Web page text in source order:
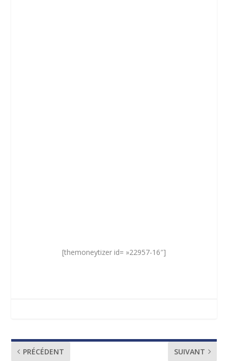
[themoneytizer id= »22957-16″]
PRÉCÉDENT SUIVANT